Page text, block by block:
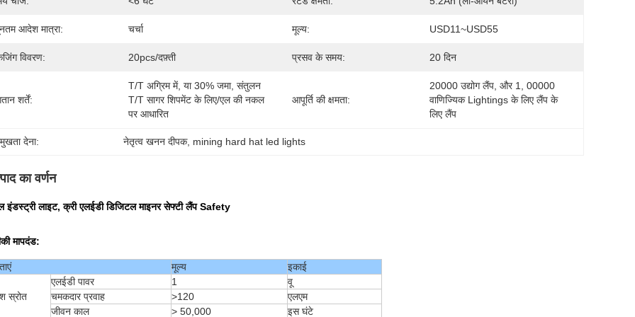
आदेश मात्रा: चर्चा मूल्य: USD11~USD55
विवरण: 20pcs/दफ़्ती प्रसव के समय: 20 दिन
शर्तें:
T/T अग्रिम में, या 30% जमा, संतुलन
T/T सागर शिपमेंट के लिए/एल की नकल
पर आधारित
आपूर्ति की क्षमता:
20000 उद्योग लैंप, और 1, 00000
वाणिज्यिक Lightings के लिए लैंप के
लिए लैंप
देना: नेतृत्व खनन दीपक, mining hard hat led lights
का वर्णन
इंडस्ट्री लाइट, क्री एलईडी डिजिटल माइनर सेफ्टी लैंप Safety
मापदंड:
मूल्य इकाई
स्रोत
एलईडी पावर 1
वू
चमकदार प्रवाह
>120
एलएम
जीवन काल
> 50,000 इस घंटे